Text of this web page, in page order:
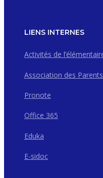
LIENS INTERNES
Activités de
Association des Parents
Pronote
Office 365
Eduka
E-sidoc